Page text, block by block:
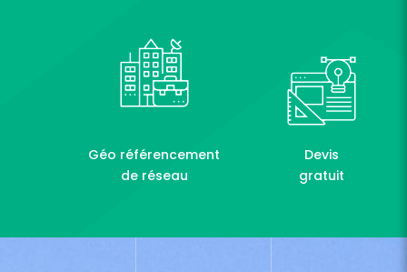
Géo référencement
de réseau
Devis
gratuit